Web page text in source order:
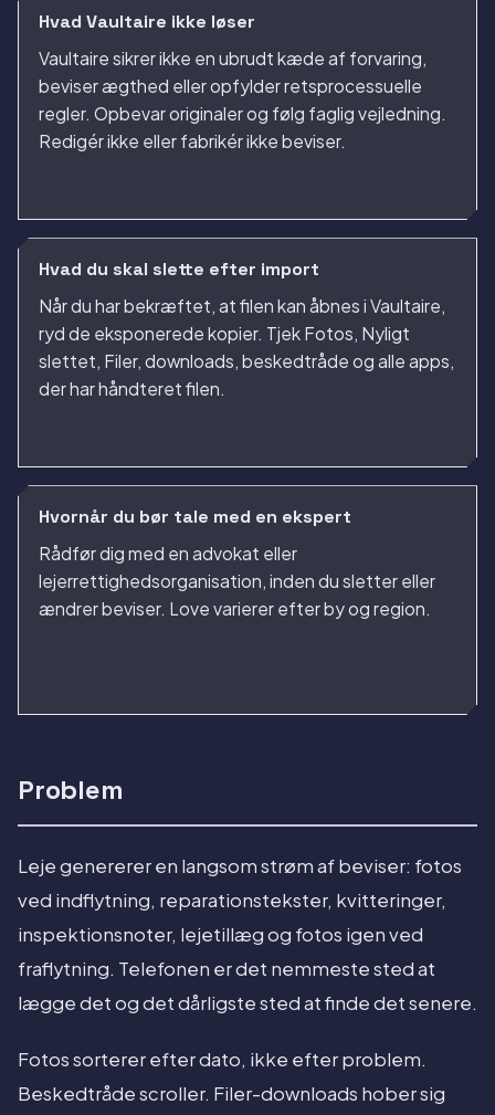
Hvad Vaultaire ikke løser
Vaultaire sikrer ikke en ubrudt kæde af forvaring,
beviser ægthed eller opfylder retsprocessuelle
regler. Opbevar originaler og følg faglig vejledning.
Redigér ikke eller fabrikér ikke beviser.
Hvad du skal slette efter import
Når du har bekræftet, at filen kan åbnes i Vaultaire,
ryd de eksponerede kopier. Tjek Fotos, Nyligt
slettet, Filer, downloads, beskedtråde og alle apps,
der har håndteret filen.
Hvornår du bør tale med en ekspert
Rådfør dig med en advokat eller
lejerrettighedsorganisation, inden du sletter eller
ændrer beviser. Love varierer efter by og region.
Problem
Leje genererer en langsom strøm af beviser: fotos
ved indflytning, reparationstekster, kvitteringer,
inspektionsnoter, lejetillæg og fotos igen ved
fraflytning. Telefonen er det nemmeste sted at
lægge det og det dårligste sted at finde det senere.
Fotos sorterer efter dato, ikke efter problem.
Beskedtråde scroller. Filer-downloads hober sig